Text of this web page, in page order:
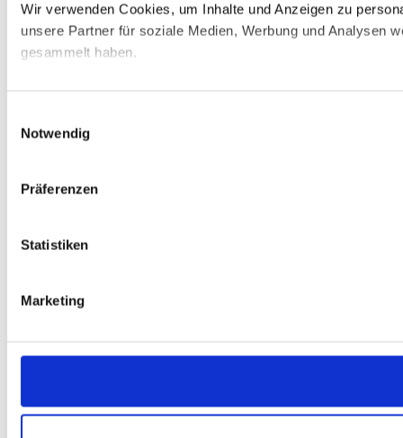
Wir verwenden Cookies, um Inhalte und Anzeigen zu
unsere Partner für soziale Medien, Werbung und Analysen
gesammelt haben.
Notwendig
Präferenzen
Statistiken
Marketing